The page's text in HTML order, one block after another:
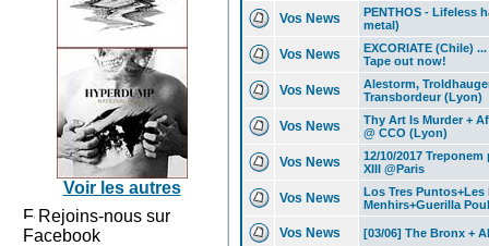
Voir les autres
Rejoins-nous sur
Facebook
Vos News
PENTHOS - Lifeless
metal)
Vos News
EXCORIATE (Chile)
Tape out now!
Vos News
Alestorm,
Transbordeur (Lyon)
Vos News
Thy Art Is Murder +
@ CCO (Lyon)
Vos News
12/10/2017
XIII @Paris
Vos News
Los Tres Puntos+Les
Menhirs+Guerilla
Vos News [03/06] The Bronx +